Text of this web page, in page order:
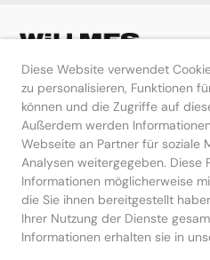
Diese Website verwendet
zu personalisieren, Funktionen
können und die Zugriffe auf
Außerdem werden
Webseite an Partner für soziale
Analysen weitergegeben. Diese
Informationen möglicherweise
die Sie ihnen bereitgestellt
Ihrer Nutzung der Dienste
Informationen erhalten sie in
Hilfe
Kontakt
Impressum Datenschutzerklärung